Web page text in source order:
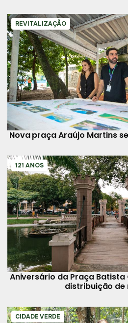
REVITALIZAÇÃO
Nova praça Araújo Martins
121 ANOS
Aniversário da Praça
distribuição de
CIDADE VERDE